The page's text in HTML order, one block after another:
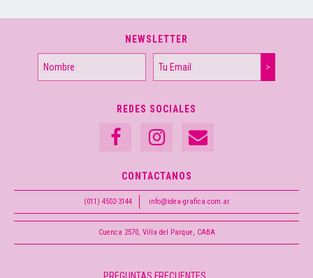
NEWSLETTER
REDES SOCIALES
CONTACTANOS
(011) 4502-3144 info@idea-grafica.com.ar
Cuenca 2570, Villa del Parque, CABA